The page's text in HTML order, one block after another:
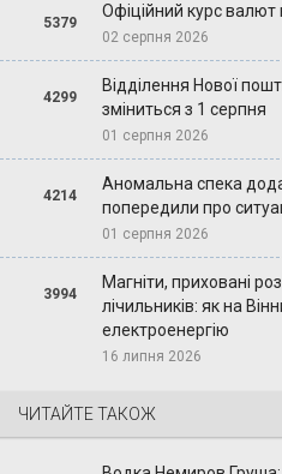
5379
Офіційний курс валют
02 серпня 2026
4299
Відділення Нової
зміниться з 1 серпня
01 серпня 2026
4214
Аномальна спека
попередили про
01 серпня 2026
3994
Магніти, приховані
лічильників: як на
електроенергію
16 липня 2026
ЧИТАЙТЕ ТАКОЖ